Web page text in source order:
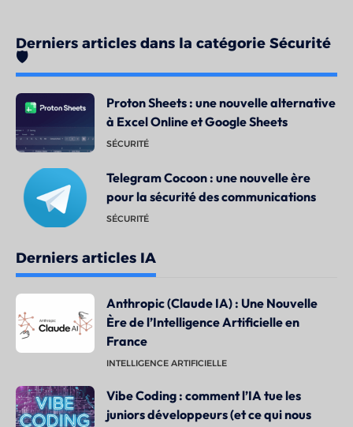
Derniers articles dans la catégorie Sécurité
🛡️
Proton Sheets : une nouvelle alternative
à Excel Online et Google Sheets
SÉCURITÉ
Telegram Cocoon : une nouvelle ère
pour la sécurité des communications
SÉCURITÉ
Derniers articles IA
Anthropic (Claude IA) : Une Nouvelle
Ère de l’Intelligence Artificielle en
France
INTELLIGENCE ARTIFICIELLE
Vibe Coding : comment l’IA tue les
juniors développeurs (et ce qui nous